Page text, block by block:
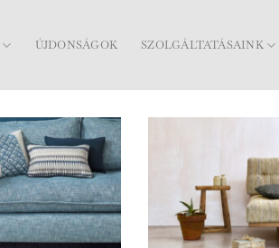
ÚJDONSÁGOK SZOLGÁLTATÁSAINK